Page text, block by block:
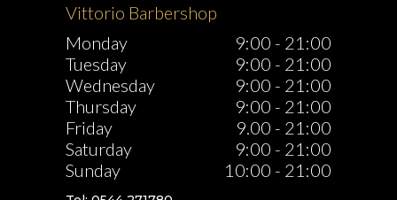
Vittorio Barbershop
Monday
9:00 - 21:00
Tuesday
9:00 - 21:00
Wednesday
9:00 - 21:00
Thursday
9:00 - 21:00
Friday
9.00 - 21:00
Saturday
9:00 - 21:00
Sunday
10:00 - 21:00